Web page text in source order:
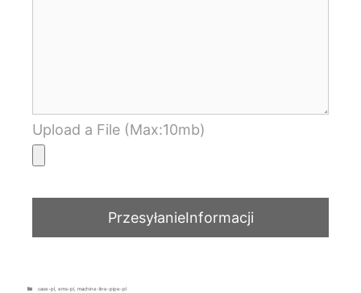
Upload a File (Max:10mb)
case-pl, ems-pl, machine-line-pipe-pl